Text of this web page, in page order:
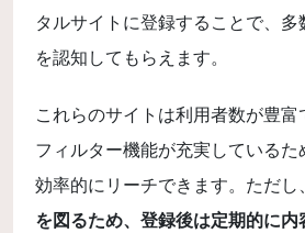
タルサイトに登録することで、
を認知してもらえます。
これらのサイトは利用者数が豊
フィルター機能が充実している
効率的にリーチできます。ただし、
を図るため、登録後は定期的に